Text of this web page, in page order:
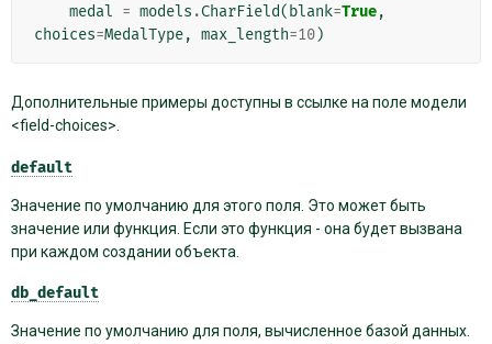
medal = models .CharField( blank=True,
choices=MedalType, max_length=10)
Дополнительные примеры доступны в ссылке на поле модели
<field-choices>.
default
Значение по умолчанию для этого поля. Это может быть
значение или функция. Если это функция - она будет вызвана
при каждом создании объекта.
db_default
Значение по умолчанию для поля, вычисленное базой данных.